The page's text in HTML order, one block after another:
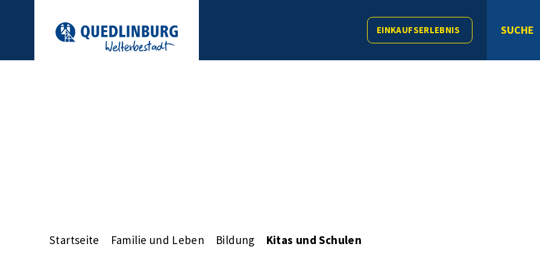
EINKAUFSERLEBNIS SUCHE
Startseite Familie und Leben Bildung Kitas und Schulen